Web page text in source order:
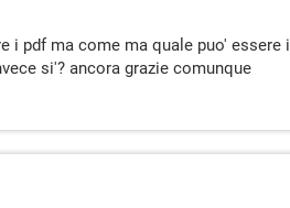
i pdf ma come ma quale puo' essere il
si'? ancora grazie comunque